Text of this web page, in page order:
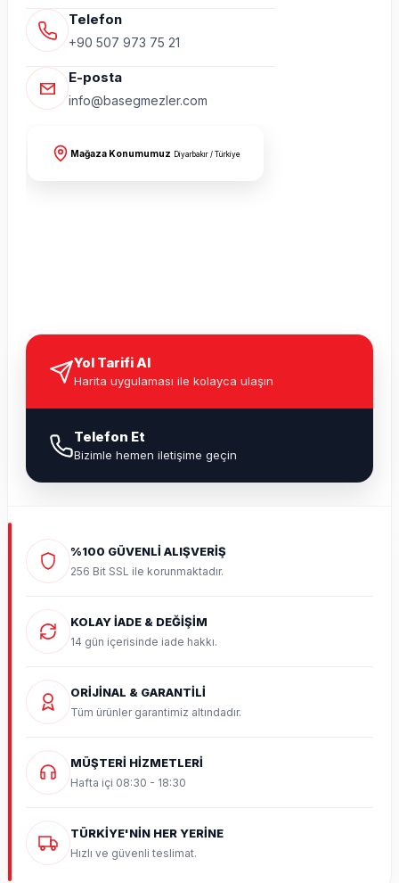
Telefon
+90 507 973 75 21
E-posta
info@basegmezler.com
Mağaza Konumumuz Diyarbakır / Türkiye
Yol Tarifi Al
Harita uygulaması ile kolayca ulaşın
Telefon Et
Bizimle hemen iletişime geçin
%100 GÜVENLİ ALIŞVERİŞ
256 Bit SSL ile korunmaktadır.
KOLAY İADE & DEĞİŞİM
14 gün içerisinde iade hakkı.
ORİJİNAL & GARANTİLİ
Tüm ürünler garantimiz altındadır.
MÜŞTERİ HİZMETLERİ
Hafta içi 08:30 - 18:30
TÜRKİYE'NİN HER YERİNE
Hızlı ve güvenli teslimat.